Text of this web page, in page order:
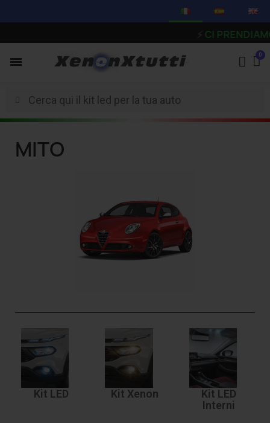
CI PRENDIAMO
MITO
Kit LED Kit Xenon
Kit LED
Interni